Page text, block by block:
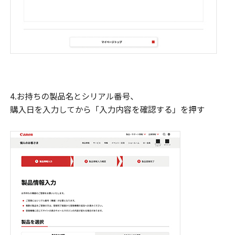
4.お持ちの製品名とシリアル番号、
購入日を入力してから「入力内容を確認する」を押す